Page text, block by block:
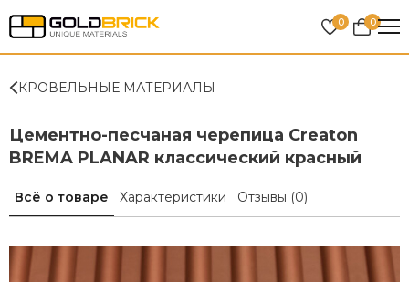
0 0
КРОВЕЛЬНЫЕ МАТЕРИАЛЫ
Цементно-песчаная черепица Creaton
BREMA PLANAR классический красный
Всё о товаре Характеристики Отзывы (0)